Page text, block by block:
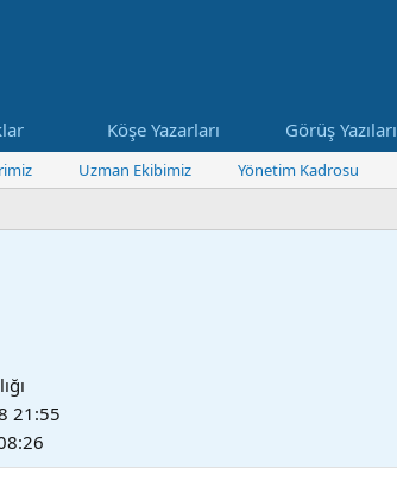
Köşe Yazarları Görüş Yazıları
Uzman Ekibimiz Yönetim Kadrosu
21:55